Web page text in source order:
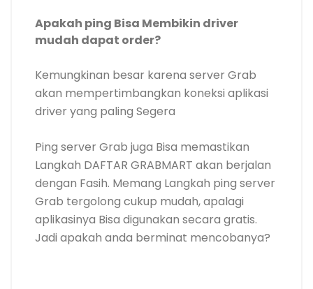
Apakah ping Bisa Membikin driver
mudah dapat order?
Kemungkinan besar karena server Grab
akan mempertimbangkan koneksi aplikasi
driver yang paling Segera
Ping server Grab juga Bisa memastikan
Langkah DAFTAR GRABMART akan berjalan
dengan Fasih. Memang Langkah ping server
Grab tergolong cukup mudah, apalagi
aplikasinya Bisa digunakan secara gratis.
Jadi apakah anda berminat mencobanya?